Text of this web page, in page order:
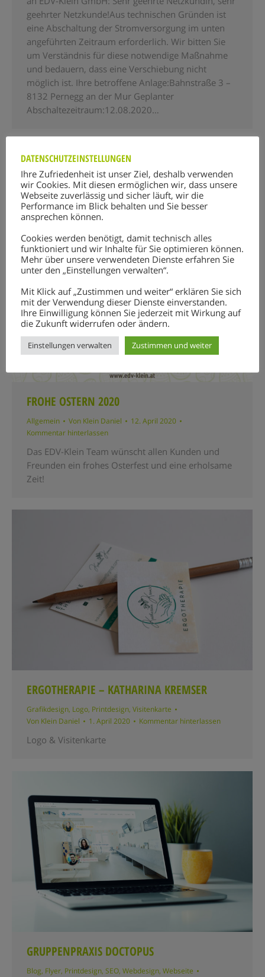
geehrter Netzkunde!Aus technischen Gründen ist
eine Abschaltung der Stromversorgung im unten
angeführten Zeitraum erforderlich. Wir bitten Sie
um Verständnis für diese notwendige Maßnahme
und bedauern, dass eine Verschiebung nicht
möglich ist. Ihre betroffene Anlage:Bahnstraße 3 –
8132 Pernegg an der Mur Geplanter
Abschaltezeitraum:12.08.2020…
FROHE OSTERN 2020
Allgemein Von Klein Daniel
12. April 2020
Kommentar hinterlassen
Das EDV-Klein Team wünscht allen Kunden und
Freunden ein frohes Osterfest und eine erholsame
Zeit!
ERGOTHERAPIE – KATHARINA KREMSER
Grafikdesign, Logo, Printdesign, Visitenkarte
Von Klein Daniel 1. April 2020 Kommentar hinterlassen
Logo & Visitenkarte
GRUPPENPRAXIS DOCTOPUS
Blog, Flyer, Printdesign, SEO, Webdesign, Webseite
DATENSCHUTZEINSTELLUNGEN
Ihre Zufriedenheit ist unser Ziel, deshalb verwenden
wir Cookies. Mit diesen ermöglichen wir, dass unsere
Webseite zuverlässig und sicher läuft, wir die
Performance im Blick behalten und Sie besser
ansprechen können.
Cookies werden benötigt, damit technisch alles
funktioniert und wir Inhalte für Sie optimieren können.
Mehr über unsere verwendeten Dienste erfahren Sie
unter den „Einstellungen verwalten“.
Mit Klick auf „Zustimmen und weiter“ erklären Sie sich
mit der Verwendung dieser Dienste einverstanden.
Ihre Einwilligung können Sie jederzeit mit Wirkung auf
die Zukunft widerrufen oder ändern.
Einstellungen verwalten Zustimmen und weiter